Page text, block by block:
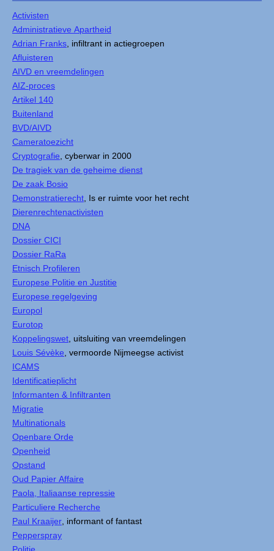
Activisten
Administratieve Apartheid
Adrian Franks , infiltrant in actiegroepen
Afluisteren
AIVD en vreemdelingen
AIZ-proces
Artikel 140
Buitenland
BVD/AIVD
Cameratoezicht
Cryptografie , cyberwar in 2000
De tragiek van de geheime dienst
De zaak Bosio
Demonstratierecht , Is er ruimte voor het recht
Dierenrechtenactivisten
DNA
Dossier CICI
Dossier RaRa
Etnisch Profileren
Europese Politie en Justitie
Europese regelgeving
Europol
Eurotop
Koppelingswet , uitsluiting van vreemdelingen
Louis Sévèke , vermoorde Nijmeegse activist
ICAMS
Identificatieplicht
Informanten & Infiltranten
Migratie
Multinationals
Openbare Orde
Openheid
Opstand
Oud Papier Affaire
Paola, Italiaanse repressie
Particuliere Recherche
Paul Kraaijer , informant of fantast
Pepperspray